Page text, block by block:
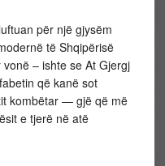
për një gjysëm
të Shqipërisë
– ishte se At Gjergj
që kanë sot
kombëtar — gjë që më
e tjerë në atë